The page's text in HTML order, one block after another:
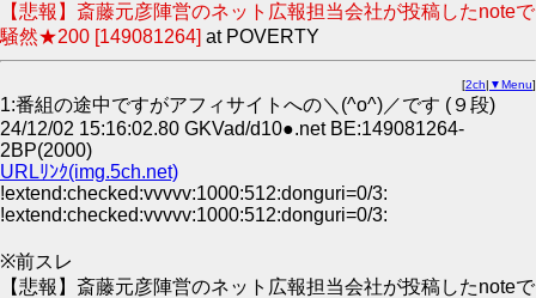
【悲報】斎藤元彦陣営のネット広報担当会社が投稿したnoteで
騒然★200 [149081264] at POVERTY
[2ch| ▼Menu]
1:番組の途中ですがアフィサイトへの＼(^o^)／です (９段)
24/12/02 15:16:02.80 GKVad/d10●.net BE:149081264-
2BP(2000)
URLﾘﾝｸ(img.5ch.net)
!extend:checked:vvvvv:1000:512:donguri=0/3:
!extend:checked:vvvvv:1000:512:donguri=0/3:
※前スレ
【悲報】斎藤元彦陣営のネット広報担当会社が投稿したnoteで